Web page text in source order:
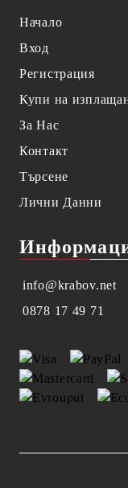
Начало
Вход
Регистрация
Купи на
За Нас
Контакт
Търсене
Лични Данни
info@krabov.net
0878 17 49 71